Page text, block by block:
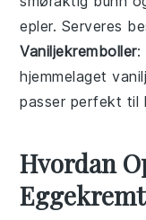
epler. Serveres
Vaniljekremboller:
hjemmelaget
passer perfekt til
Hvordan